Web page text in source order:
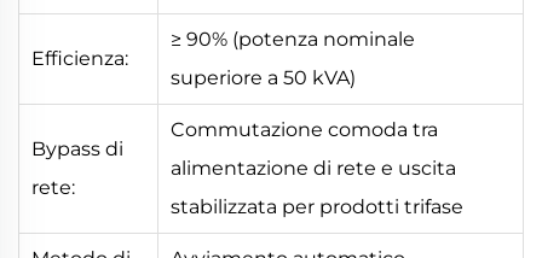
Efficienza:
≥ 90% (potenza nominale
superiore a 50 kVA)
Bypass di
rete:
Commutazione comoda tra
alimentazione di rete e uscita
stabilizzata per prodotti trifase